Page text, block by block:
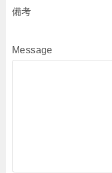
備考
Message